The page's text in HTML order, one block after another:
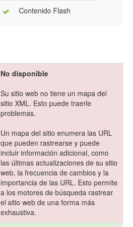
Contenido Flash
No disponible
Su sitio web no tiene un mapa del
sitio XML. Esto puede traerle
problemas.
Un mapa del sitio enumera las URL
que pueden rastrearse y puede
incluir información adicional, como
las últimas actualizaciones de su sitio
web, la frecuencia de cambios y la
importancia de las URL. Esto permite
a los motores de búsqueda rastrear
el sitio web de una forma más
exhaustiva.